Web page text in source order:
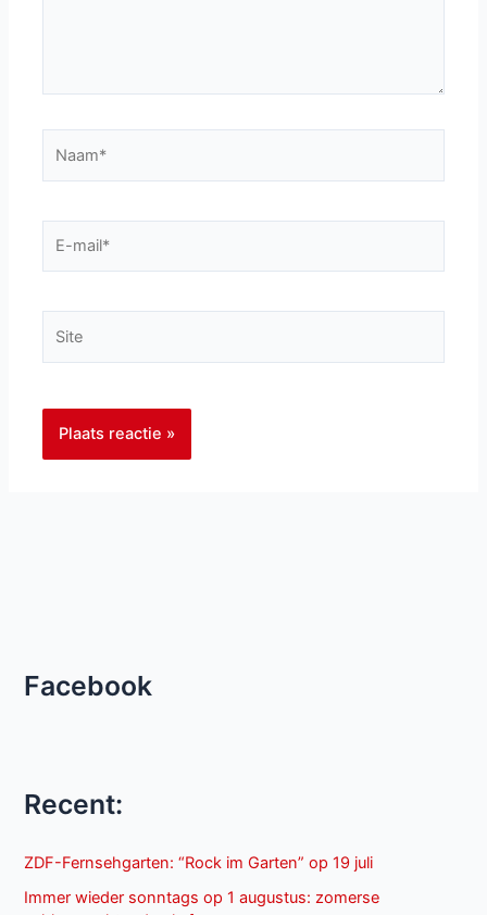
Facebook
Recent:
ZDF-Fernsehgarten: “Rock im Garten” op 19 juli
Immer wieder sonntags op 1 augustus: zomerse